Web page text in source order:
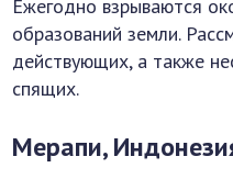
Ежегодно взрываются
образований земли.
действующих, а также
спящих.
Мерапи,